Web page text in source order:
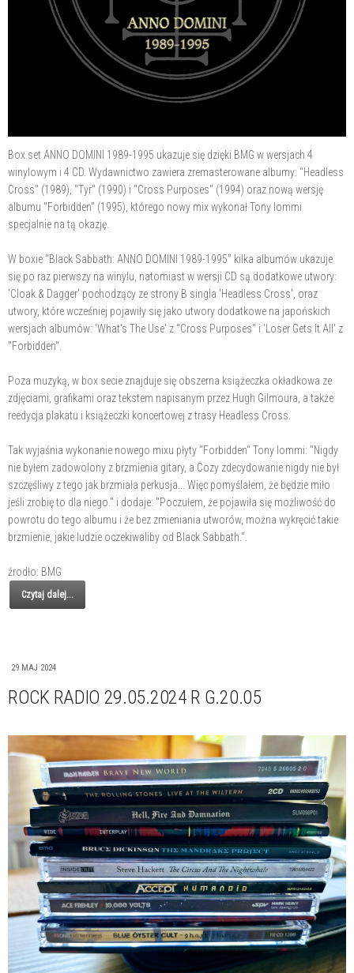
Box set ANNO DOMINI 1989-1995 ukazuje się dzięki BMG w wersjach 4
winylowym i 4 CD. Wydawnictwo zawiera zremasterowane albumy: "Headless
Cross" (1989), "Tyr" (1990) i "Cross Purposes" (1994) oraz nową wersję
albumu "Forbidden" (1995), którego nowy mix wykonał Tony Iommi
specjalnie na tą okazję.
W boxie "Black Sabbath: ANNO DOMINI 1989-1995" kilka albumów ukazuje
się po raz pierwszy na winylu, natomiast w wersji CD są dodatkowe utwory:
'Cloak & Dagger' pochodzący ze strony B singla 'Headless Cross', oraz
utwory, które wcześniej pojawiły się jako utwory dodatkowe na japońskich
wersjach albumów: 'What's The Use' z "Cross Purposes" i 'Loser Gets It All' z
"Forbidden".
Poza muzyką, w box secie znajduje się obszerna książeczka okładkowa ze
zdjęciami, grafikami oraz tekstem napisanym przez Hugh Gilmoura, a także
reedycja plakatu i książeczki koncertowej z trasy Headless Cross.
Tak wyjaśnia wykonanie nowego mixu płyty "Forbidden" Tony Iommi: "Nigdy
nie byłem zadowolony z brzmienia gitary, a Cozy zdecydowanie nigdy nie był
szczęśliwy z tego jak brzmiała perkusja... Więc pomyślałem, że będzie miło
jeśli zrobię to dla niego." i dodaje: "Poczułem, że pojawiła się możliwość do
powrotu do tego albumu i że bez zmieniania utworów, można wykręcić takie
brzmienie, jakie ludzie oczekiwaliby od Black Sabbath.".
źrodło: BMG
Czytaj dalej...
29 MAJ 2024
ROCK RADIO 29.05.2024 R G.20.05